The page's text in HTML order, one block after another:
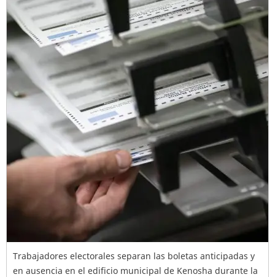
Trabajadores electorales separan las boletas anticipadas y
en ausencia en el edificio municipal de Kenosha durante la